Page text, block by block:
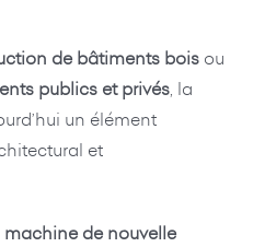
de bâtiments boisou
publics et privés, la
un élément
et
machine de nouvelle